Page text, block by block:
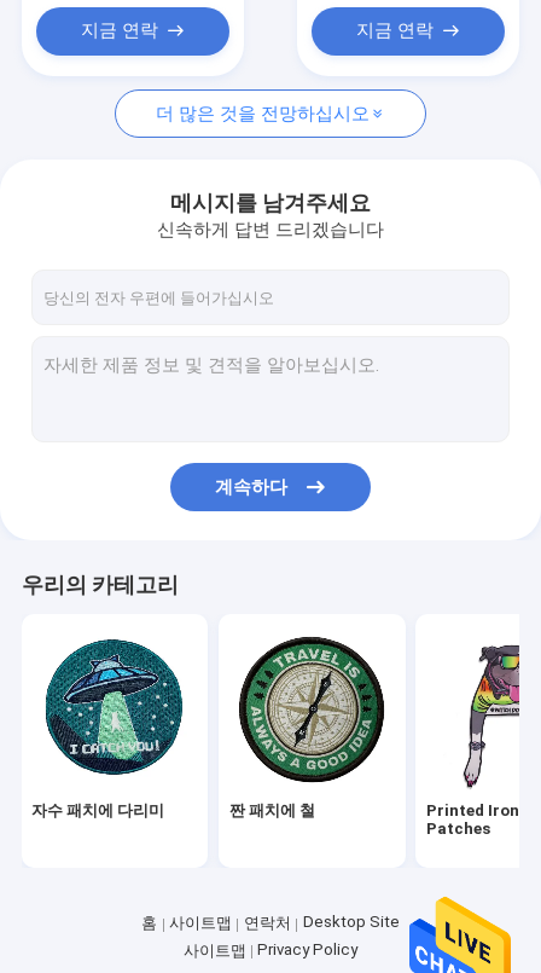
셔닐 자수 패치
스크린 인쇄된 패치
짠 열쇠 고리
지금 연락 지금 연락
더 많은 것을 전망하십시오
메시지를 남겨주세요
신속하게 답변 드리겠습니다
계속하다
우리의 카테고리
자수 패치에 다리미 짠 패치에 철
Printed Iron
Patches
홈 사이트맵 연락처
Desktop Site
사이트맵
Privacy Policy